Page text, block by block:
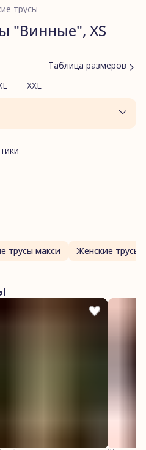
трусы
"Винные", XS
Таблица размеров
XXL
трусы макси Женские трусы